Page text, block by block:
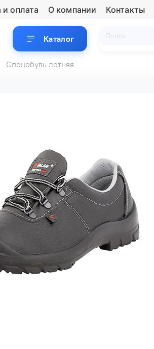
оплата О компании Контакты
Каталог
Спецобувь летняя